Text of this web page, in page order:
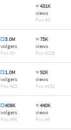
431K
views
5
5.0M
volgers
3
75K
views
228
1.0M
volgers
23
92K
views
152
408K
volgers
46
440K
views
4